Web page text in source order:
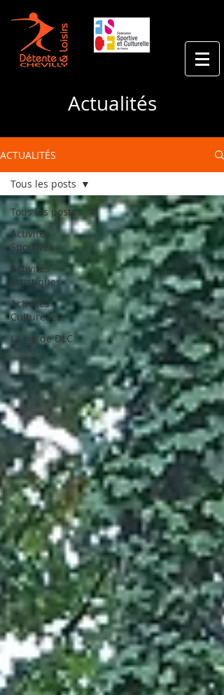
Actualités
ACTUALITÉS
Tous les posts
Activités
Sportives
Activités
artistiques
Activités
Culturelles
La vie de DLC
Tous les posts